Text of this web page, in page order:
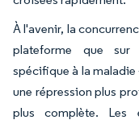
À l'avenir, la
plateforme que sur
spécifique à la
une répression plus
plus complète. Les